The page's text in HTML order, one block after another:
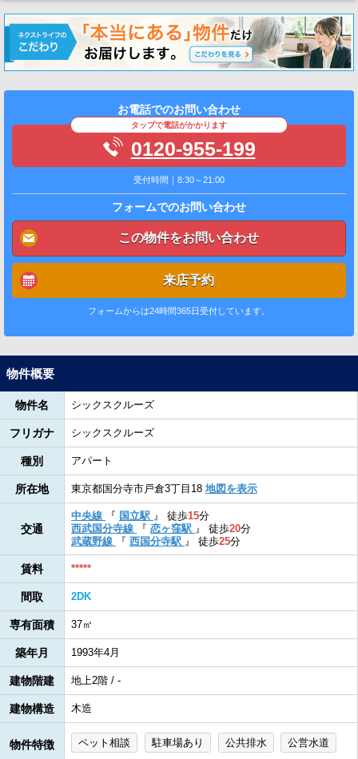
お電話でのお問い合わせ
タップで電話がかかります
0120-955-199
受付時間｜8:30～21:00
フォームでのお問い合わせ
この物件をお問い合わせ
来店予約
フォームからは24時間365日受付しています。
物件概要
物件名 シックスクルーズ
フリガナ シックスクルーズ
種別 アパート
所在地 東京都国分寺市戸倉3丁目18 地図を表示
交通
中央線 『 国立駅 』 徒歩15分
西武国分寺線
『 恋ヶ窪駅 』 徒歩20分
武蔵野線
『 西国分寺駅 』 徒歩25分
賃料 *****
間取 2DK
専有面積 37㎡
築年月 1993年4月
建物階建 地上2階 / -
建物構造 木造
物件特徴 ペット相談 駐車場あり 公共排水 公営水道